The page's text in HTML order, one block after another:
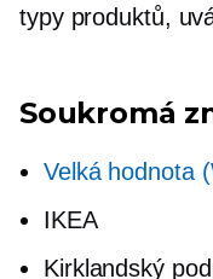
typy produktů,
Soukromá
Velká hodnota
IKEA
Kirklandský